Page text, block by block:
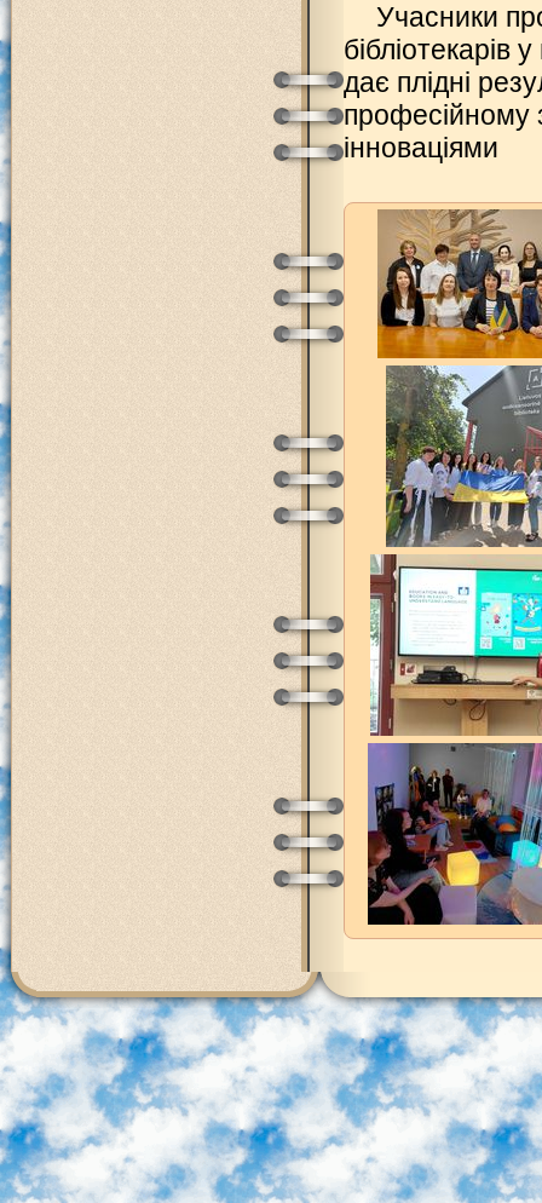
Учасники
бібліотекарів
дає плідні
професійному
інноваціями